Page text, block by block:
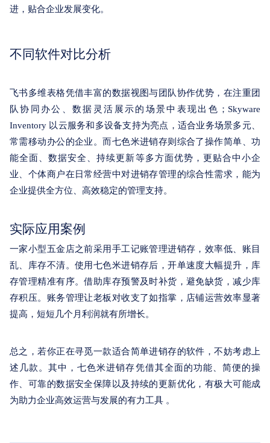
进，贴合企业发展变化。
不同软件对比分析
飞书多维表格凭借丰富的数据视图与团队协作优势，在注重团
队协同办公、数据灵活展示的场景中表现出色；Skyware
Inventory 以云服务和多设备支持为亮点，适合业务场景多元、
常需移动办公的企业。而七色米进销存则综合了操作简单、功
能全面、数据安全、持续更新等多方面优势，更贴合中小企
业、个体商户在日常经营中对进销存管理的综合性需求，能为
企业提供全方位、高效稳定的管理支持。
实际应用案例
一家小型五金店之前采用手工记账管理进销存，效率低、账目
乱、库存不清。使用七色米进销存后，开单速度大幅提升，库
存管理精准有序。借助库存预警及时补货，避免缺货，减少库
存积压。账务管理让老板对收支了如指掌，店铺运营效率显著
提高，短短几个月利润就有所增长。
总之，若你正在寻觅一款适合简单进销存的软件，不妨考虑上
述几款。其中，七色米进销存凭借其全面的功能、简便的操
作、可靠的数据安全保障以及持续的更新优化，有极大可能成
为助力企业高效运营与发展的有力工具 。